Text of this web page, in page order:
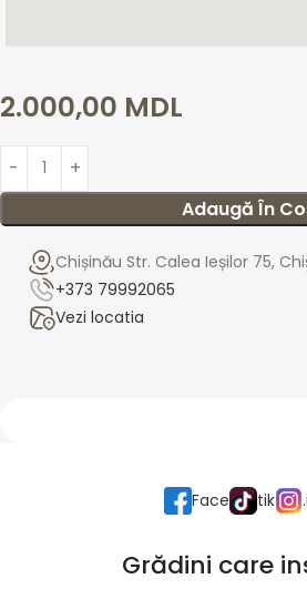
2.000,00 MDL
Adaugă În
Chișinău Str. Calea Ieșilor 75,
+373 79992065
Vezi locatia
Face tik
Grădini care